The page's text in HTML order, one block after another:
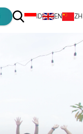
ID EN ZH